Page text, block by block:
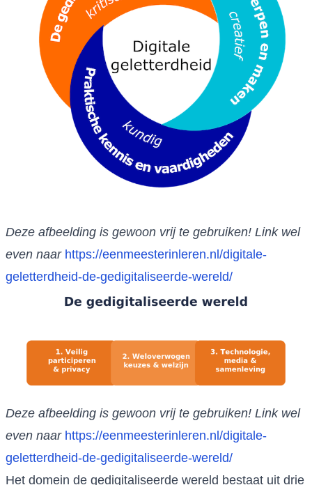
Deze afbeelding is gewoon vrij te gebruiken! Link wel
even naar https://eenmeesterinleren.nl/digitale-
geletterdheid-de-gedigitaliseerde-wereld/
Deze afbeelding is gewoon vrij te gebruiken! Link wel
even naar https://eenmeesterinleren.nl/digitale-
geletterdheid-de-gedigitaliseerde-wereld/
Het domein de gedigitaliseerde wereld bestaat uit drie